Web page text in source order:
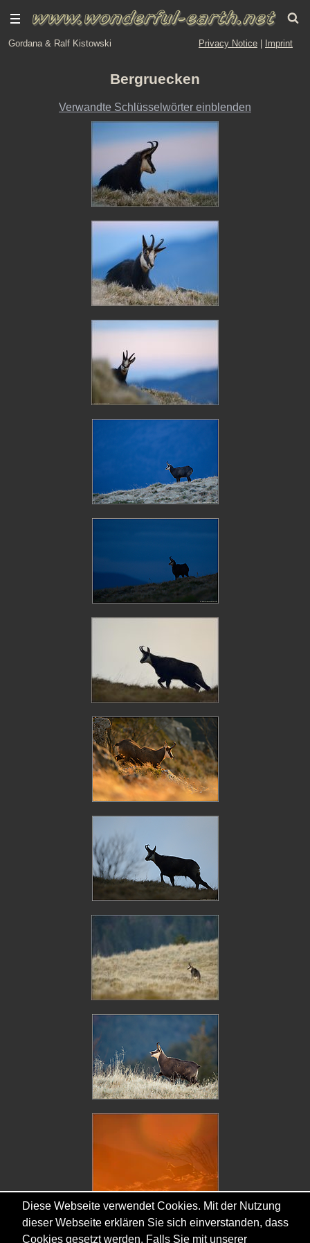
Gordana & Ralf Kistowski Privacy Notice Imprint
Bergruecken
Verwandte Schlüsselwörter einblenden
Diese Webseite verwendet Cookies. Mit der Nutzung
dieser Webseite erklären Sie sich einverstanden, dass
Cookies gesetzt werden. Falls Sie mit unserer